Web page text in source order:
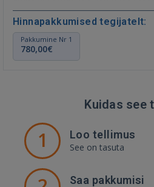
Hinnapakkumised tegijatelt:
Pakkumine Nr 1
780,00€
Kuidas see
1 Loo tellimus
See on tasuta
Saa pakkumisi